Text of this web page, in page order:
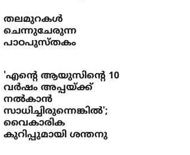
തലമുറകൾ
ചെന്നുചേരുന്ന
പാഠപുസ്തകം
'എന്റെ ആയുസിന്റെ 10
വർഷം അപ്പയ്ക്ക്
നൽകാൻ
സാധിച്ചിരുന്നെങ്കിൽ';
വൈകാരിക
കുറിപ്പുമായി ശന്തനു